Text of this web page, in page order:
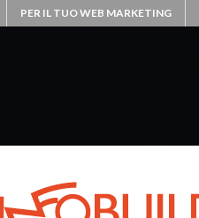
PER IL TUO WEB MARKETING